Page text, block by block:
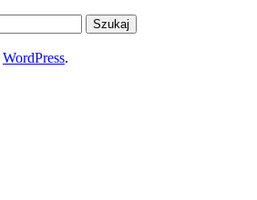
WordPress.